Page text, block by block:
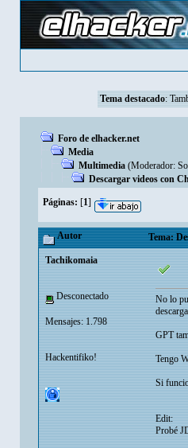
Tema destacado:
Foro de elhacker.net
Media
Multimedia (Moderador:
Descargar videos con
Páginas: [1]
Autor Tema:
Tachikomaia
Desconectado
Mensajes: 1.798
Hackentifiko!
No lo
GPT
Tengo
Si
Edit:
Probé